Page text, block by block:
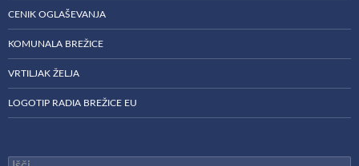
CENIK OGLAŠEVANJA
KOMUNALA BREŽICE
VRTILJAK ŽELJA
LOGOTIP RADIA BREŽICE EU
Išči: